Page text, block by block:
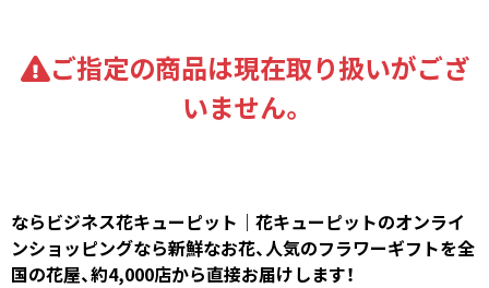
ご指定の商品は現在取り扱いがござ
いません。
ならビジネス花キューピット｜花キューピットのオンライ
ンショッピングなら新鮮なお花、人気のフラワーギフトを全
国の花屋、約4,000店から直接お届けします！